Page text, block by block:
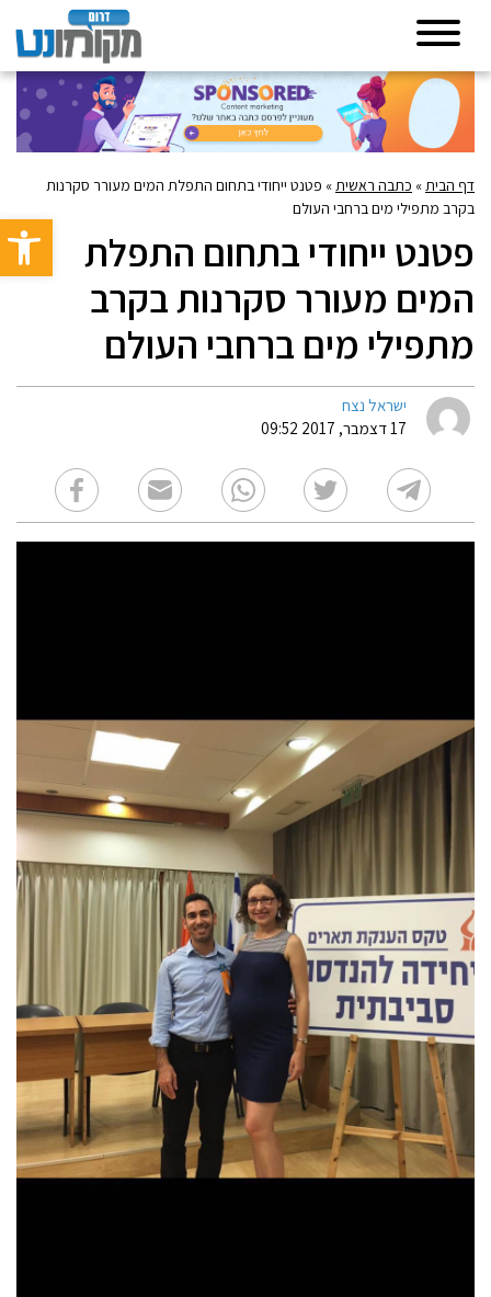
פתח
דף הבית» כתבה ראשית» פטנט ייחודי בתחום התפלת המים מעורר סקרנות
בקרב מתפילי מים ברחבי העולם
פטנט ייחודי בתחום התפלת
המים מעורר סקרנות בקרב
מתפילי מים ברחבי העולם
ישראל נצח
17 דצמבר, 2017 09:52